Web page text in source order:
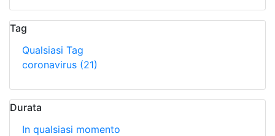
Tag
Qualsiasi Tag
coronavirus (21)
Durata
In qualsiasi momento